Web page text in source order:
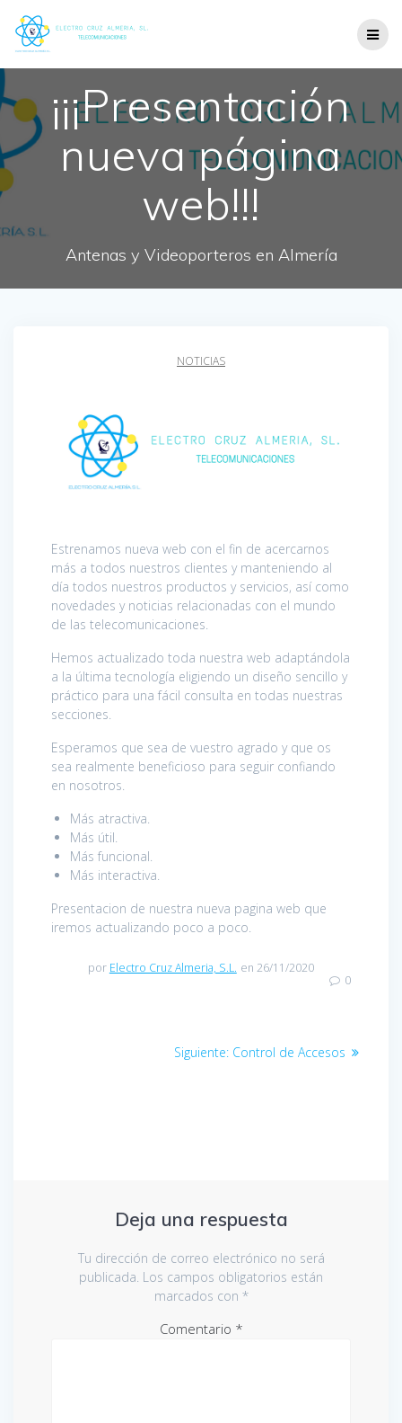
¡¡¡Presentación
nueva página
web!!!
Antenas y Videoporteros en Almería
NOTICIAS
Estrenamos nueva web con el fin de acercarnos
más a todos nuestros clientes y manteniendo al
día todos nuestros productos y servicios, así como
novedades y noticias relacionadas con el mundo
de las telecomunicaciones.
Hemos actualizado toda nuestra web adaptándola
a la última tecnología eligiendo un diseño sencillo y
práctico para una fácil consulta en todas nuestras
secciones.
Esperamos que sea de vuestro agrado y que os
sea realmente beneficioso para seguir confiando
en nosotros.
Más atractiva.
Más útil.
Más funcional.
Más interactiva.
Presentacion de nuestra nueva pagina web que
iremos actualizando poco a poco.
por Electro Cruz Almeria, S.L. en 26/11/2020
0
Siguiente: Control de Accesos
Deja una respuesta
Tu dirección de correo electrónico no será
publicada. Los campos obligatorios están
marcados con *
Comentario *